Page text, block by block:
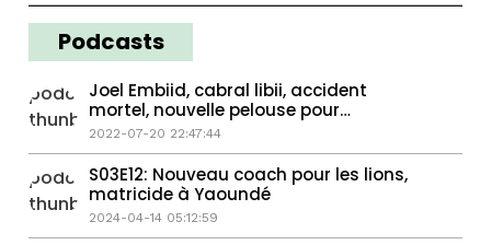
Podcasts
Joel Embiid, cabral libii, accident
mortel, nouvelle pelouse pour
japoma...
2022-07-20 22:47:44
S03E12: Nouveau coach pour les lions,
matricide à Yaoundé
2024-04-14 05:12:59